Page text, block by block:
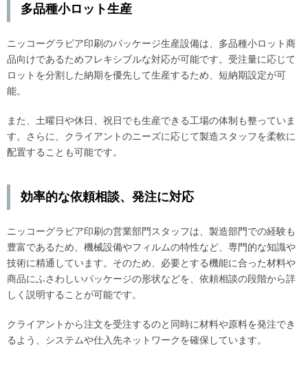
多品種小ロット生産
ニッコーグラビア印刷のパッケージ生産設備は、多品種小ロット商
品向けであるためフレキシブルな対応が可能です。受注量に応じて
ロットを分割した納期を優先して生産するため、短納期設定が可
能。
また、土曜日や休日、祝日でも生産できる工場の体制も整っていま
す。さらに、クライアントのニーズに応じて製造スタッフを柔軟に
配置することも可能です。
効率的な依頼相談、発注に対応
ニッコーグラビア印刷の営業部門スタッフは、製造部門での経験も
豊富であるため、機械設備やフィルムの特性など、専門的な知識や
技術に精通しています。そのため、必要とする機能に合った材料や
商品にふさわしいパッケージの形状などを、依頼相談の段階から詳
しく説明することが可能です。
クライアントから注文を受注するのと同時に材料や原料を発注でき
るよう、システムや仕入先ネットワークを確保しています。